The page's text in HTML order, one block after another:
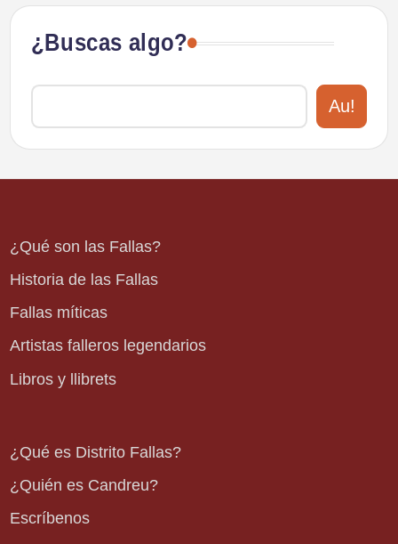
¿Buscas algo?
Au!
¿Qué son las Fallas?
Historia de las Fallas
Fallas míticas
Artistas falleros legendarios
Libros y llibrets
¿Qué es Distrito Fallas?
¿Quién es Candreu?
Escríbenos